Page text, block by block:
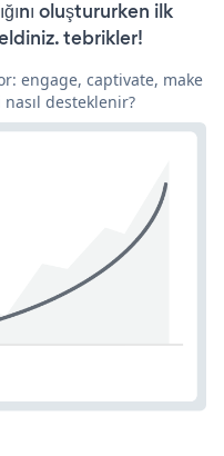
oluştururken ilk
tebrikler!
engage, captivate, make
nasıl desteklenir?